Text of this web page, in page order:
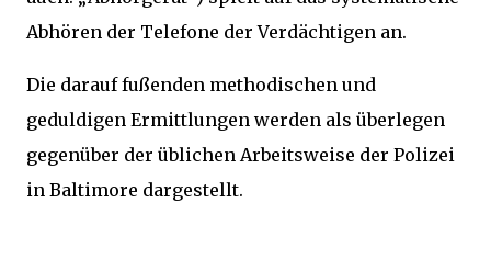
Abhören der Telefone der Verdächtigen an.
Die darauf fußenden methodischen und
geduldigen Ermittlungen werden als überlegen
gegenüber der üblichen Arbeitsweise der Polizei
in Baltimore dargestellt.